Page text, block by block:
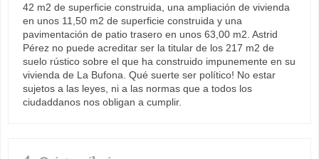
42 m2 de superficie construida, una ampliación de vivienda
en unos 11,50 m2 de superficie construida y una
pavimentación de patio trasero en unos 63,00 m2. Astrid
Pérez no puede acreditar ser la titular de los 217 m2 de
suelo rústico sobre el que ha construido impunemente en su
vivienda de La Bufona. Qué suerte ser político! No estar
sujetos a las leyes, ni a las normas que a todos los
ciudaddanos nos obligan a cumplir.